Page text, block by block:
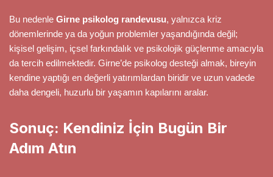
Bu nedenle Girne psikolog randevusu, yalnızca kriz
dönemlerinde ya da yoğun problemler yaşandığında değil;
kişisel gelişim, içsel farkındalık ve psikolojik güçlenme amacıyla
da tercih edilmektedir. Girne’de psikolog desteği almak, bireyin
kendine yaptığı en değerli yatırımlardan biridir ve uzun vadede
daha dengeli, huzurlu bir yaşamın kapılarını aralar.
Sonuç: Kendiniz İçin Bugün Bir
Adım Atın